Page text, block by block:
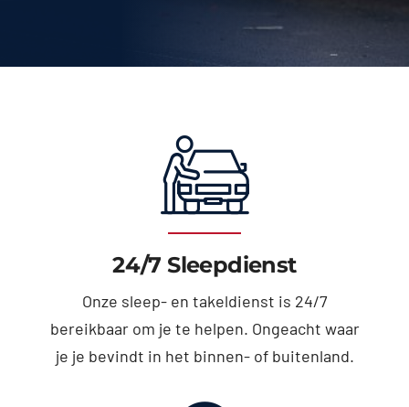
24/7 Sleepdienst
Onze sleep- en takeldienst is 24/7
bereikbaar om je te helpen. Ongeacht waar
je je bevindt in het binnen- of buitenland.